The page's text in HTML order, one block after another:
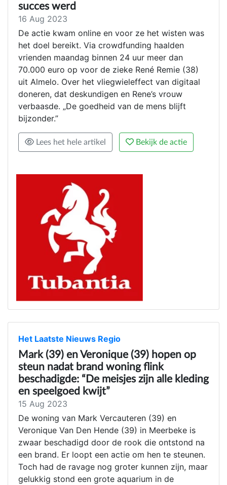
succes werd
16 Aug 2023
De actie kwam online en voor ze het wisten was
het doel bereikt. Via crowdfunding haalden
vrienden maandag binnen 24 uur meer dan
70.000 euro op voor de zieke René Remie (38)
uit Almelo. Over het vliegwieleffect van digitaal
doneren, dat deskundigen en Rene’s vrouw
verbaasde. „De goedheid van de mens blijft
bijzonder.”
Lees het hele artikel Bekijk de actie
Het Laatste Nieuws Regio
Mark (39) en Veronique (39) hopen op
steun nadat brand woning flink
beschadigde: “De meisjes zijn alle kleding
en speelgoed kwijt”
15 Aug 2023
De woning van Mark Vercauteren (39) en
Veronique Van Den Hende (39) in Meerbeke is
zwaar beschadigd door de rook die ontstond na
een brand. Er loopt een actie om hen te steunen.
Toch had de ravage nog groter kunnen zijn, maar
gelukkig stond een grote aquarium in de